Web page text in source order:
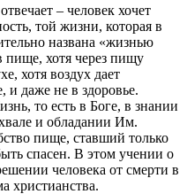
– человек хочет
той жизни, которая в
названа «жизнью
пище, хотя через пищу
хотя воздух дает
и даже не в здоровье.
то есть в Боге, в знании
и обладании Им.
пище, ставший только
спасен. В этом учении о
человека от смерти в
христианства.